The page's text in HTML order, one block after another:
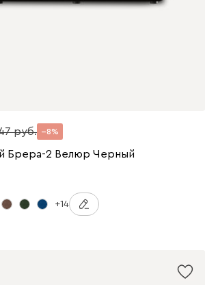
8
Брера-2 Велюр Черный
+14